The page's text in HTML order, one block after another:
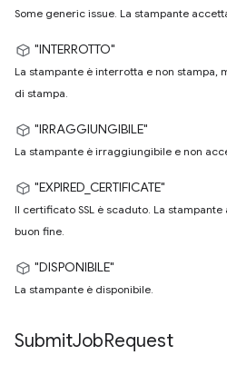
Some generic issue. La stampante
"INTERROTTO"
La stampante è interrotta e non stampa,
di stampa.
"IRRAGGIUNGIBILE"
La stampante è irraggiungibile e non
"EXPIRED_CERTIFICATE"
Il certificato SSL è scaduto. La
buon fine.
"DISPONIBILE"
La stampante è disponibile.
SubmitJobRequest